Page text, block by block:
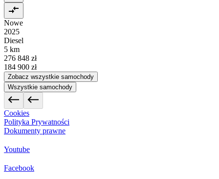
Nowe
2025
Diesel
5 km
276 848 zł
184 900 zł
Zobacz wszystkie samochody
Wszystkie samochody
Cookies
Polityka Prywatności
Dokumenty prawne
Youtube
Facebook